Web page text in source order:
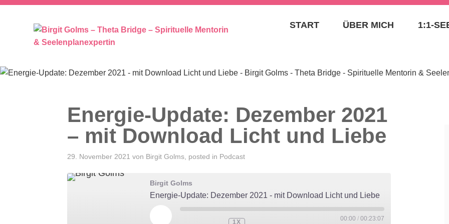
BIRGIT GOLMS –
SPIRITUELLE
START ÜBER MICH 1:1-
Energie-Update: Dezember 2021
– mit Download Licht und Liebe
29. November 2021 von Birgit Golms , posted in Podcast
Birgit Golms
Energie-Update: Dezember 2021 - mit Download Licht und Liebe
1X 00:00 / 00:23:07